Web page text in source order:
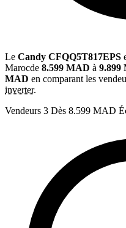
Le Candy CFQQ5T817EPS
Marocde 8.599 MAD à 9.899
MAD en comparant les
inverter.
Vendeurs 3 Dès 8.599 MAD